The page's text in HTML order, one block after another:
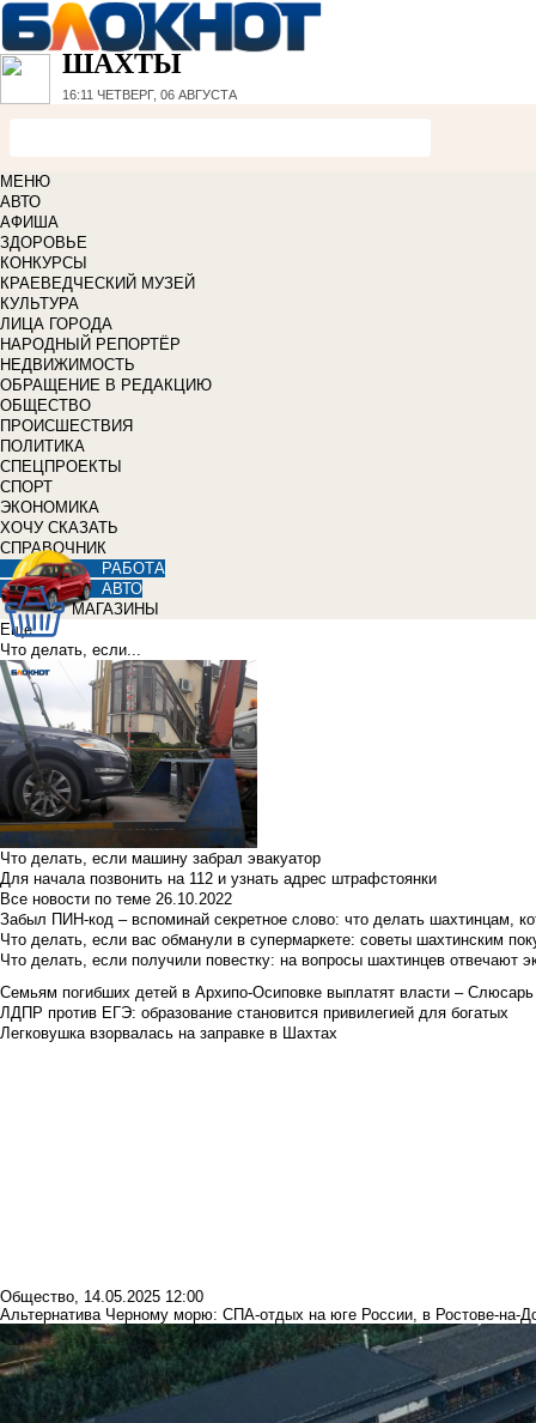
ШАХТЫ
16:11 ЧЕТВЕРГ, 06 АВГУСТА
МЕНЮ
АВТО
АФИША
ЗДОРОВЬЕ
КОНКУРСЫ
КРАЕВЕДЧЕСКИЙ МУЗЕЙ
КУЛЬТУРА
ЛИЦА ГОРОДА
НАРОДНЫЙ РЕПОРТЁР
НЕДВИЖИМОСТЬ
ОБРАЩЕНИЕ В РЕДАКЦИЮ
ОБЩЕСТВО
ПРОИСШЕСТВИЯ
ПОЛИТИКА
СПЕЦПРОЕКТЫ
СПОРТ
ЭКОНОМИКА
ХОЧУ СКАЗАТЬ
СПРАВОЧНИК
РАБОТА
АВТО
МАГАЗИНЫ
Еще
Что делать, если...
Что делать, если машину забрал эвакуатор
Для начала позвонить на 112 и узнать адрес штрафстоянки
Все новости по теме 26.10.2022
Забыл ПИН-код – вспоминай секретное слово: что делать шахтинцам,
Что делать, если вас обманули в супермаркете: советы шахтинским
Что делать, если получили повестку: на вопросы шахтинцев отвечают
Семьям погибших детей в Архипо-Осиповке выплатят власти – Слюсарь
ЛДПР против ЕГЭ: образование становится привилегией для богатых
Легковушка взорвалась на заправке в Шахтах
Общество, 14.05.2025 12:00
Альтернатива Черному морю: СПА-отдых на юге России, в Ростове-на-